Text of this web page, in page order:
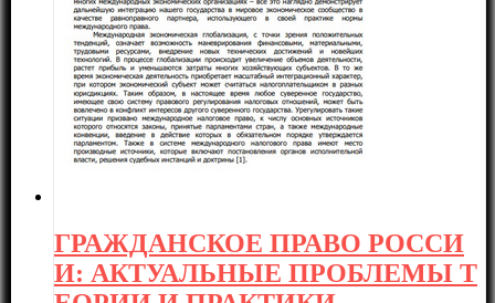
ГРАЖДАНСКОЕ ПРАВО РОССИ
И: АКТУАЛЬНЫЕ ПРОБЛЕМЫ Т